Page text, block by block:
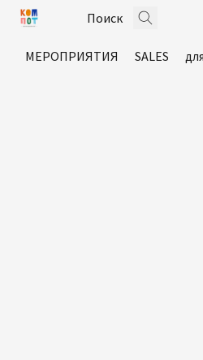
МЕРОПРИЯТИЯ SALES